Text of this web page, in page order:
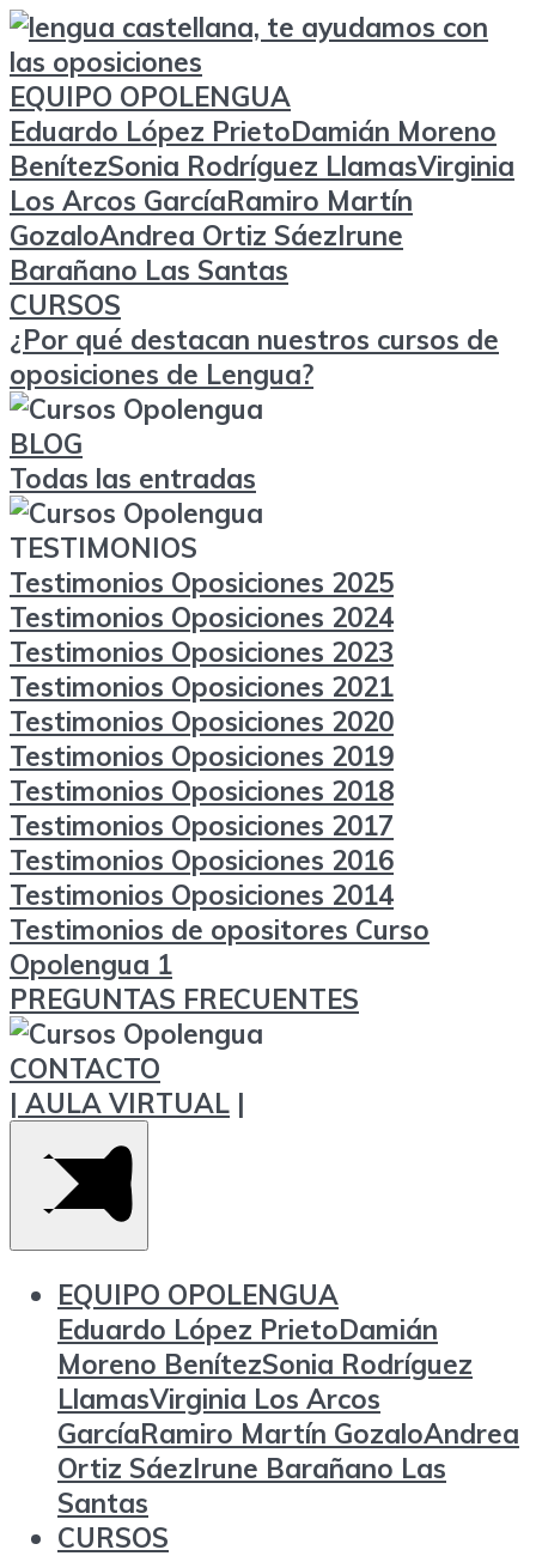
EQUIPO OPOLENGUA
Eduardo López PrietoDamián Moreno
BenítezSonia Rodríguez LlamasVirginia
Los Arcos GarcíaRamiro Martín
GozaloAndrea Ortiz SáezIrune
Barañano Las Santas
CURSOS
¿Por qué destacan nuestros cursos de
oposiciones de Lengua?
BLOG
Todas las entradas
TESTIMONIOS
Testimonios Oposiciones 2025
Testimonios Oposiciones 2024
Testimonios Oposiciones 2023
Testimonios Oposiciones 2021
Testimonios Oposiciones 2020
Testimonios Oposiciones 2019
Testimonios Oposiciones 2018
Testimonios Oposiciones 2017
Testimonios Oposiciones 2016
Testimonios Oposiciones 2014
Testimonios de opositores Curso
Opolengua 1
PREGUNTAS FRECUENTES
CONTACTO
| AULA VIRTUAL |
EQUIPO OPOLENGUA
Eduardo López PrietoDamián
Moreno BenítezSonia Rodríguez
LlamasVirginia Los Arcos
GarcíaRamiro Martín GozaloAndrea
Ortiz SáezIrune Barañano Las
Santas
CURSOS